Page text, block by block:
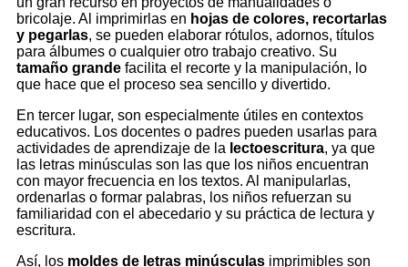
bricolaje. Al imprimirlas en hojas de colores, recortarlas
y pegarlas, se pueden elaborar rótulos, adornos, títulos
para álbumes o cualquier otro trabajo creativo. Su
tamaño grande facilita el recorte y la manipulación, lo
que hace que el proceso sea sencillo y divertido.
En tercer lugar, son especialmente útiles en contextos
educativos. Los docentes o padres pueden usarlas para
actividades de aprendizaje de la lectoescritura, ya que
las letras minúsculas son las que los niños encuentran
con mayor frecuencia en los textos. Al manipularlas,
ordenarlas o formar palabras, los niños refuerzan su
familiaridad con el abecedario y su práctica de lectura y
escritura.
Así, los moldes de letras minúsculas imprimibles son